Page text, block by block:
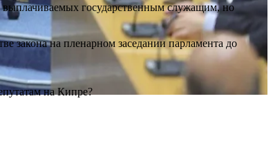
выплачиваемых государственным служащим, но
закона на пленарном заседании парламента до
на Кипре?